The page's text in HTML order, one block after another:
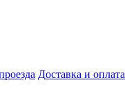
Доставка и оплата